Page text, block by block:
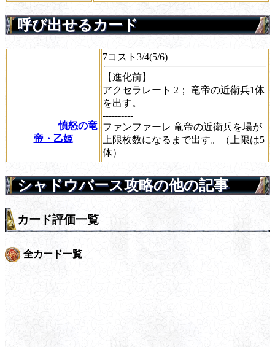
呼び出せるカード
憤怒の竜
帝・乙姫
7コスト3/4(5/6)
【進化前】
アクセラレート 2；
竜帝の近衛兵1体
を出す。
----------
ファンファーレ 竜帝の近衛兵を場が
上限枚数になるまで出す。（上限は5
体）
シャドウバース攻略の他の記事
カード評価一覧
全カード一覧